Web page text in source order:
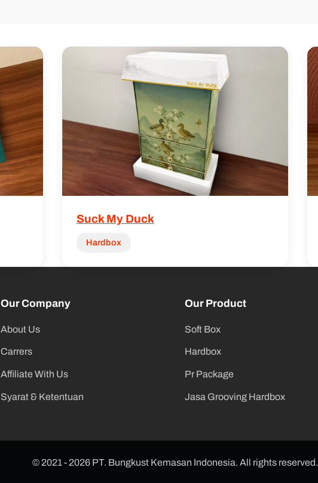
Suck My Duck
Hardbox
Our Company
About Us
Carrers
Affiliate With Us
Syarat & Ketentuan
Our Product
Soft Box
Hardbox
Pr Package
Jasa Grooving Hardbox
© 2021 - 2026 PT. Bungkust Kemasan Indonesia. All rights reserved.